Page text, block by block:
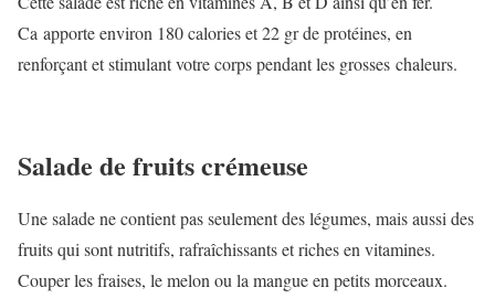
Ca apporte environ 180 calories et 22 gr de protéines, en
renforçant et stimulant votre corps pendant les grosses chaleurs.
Salade de fruits crémeuse
Une salade ne contient pas seulement des légumes, mais aussi des
fruits qui sont nutritifs, rafraîchissants et riches en vitamines.
Couper les fraises, le melon ou la mangue en petits morceaux.